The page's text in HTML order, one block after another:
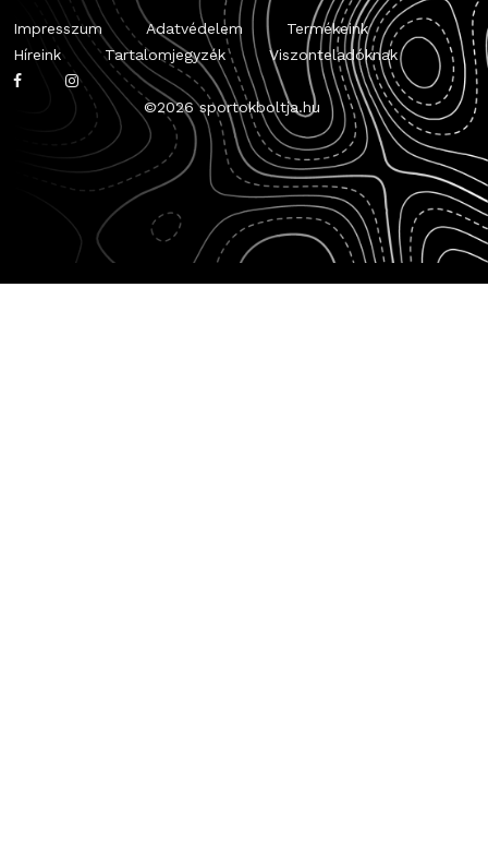
Impresszum Adatvédelem
Termékeink
Híreink
Tartalomjegyzék Viszonteladóknak
©2026 sportokboltja.hu